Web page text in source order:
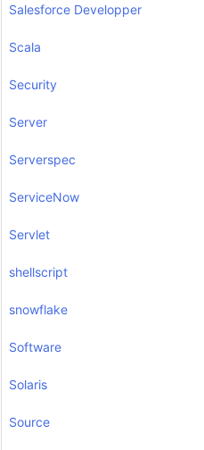
Salesforce Developper
Scala
Security
Server
Serverspec
ServiceNow
Servlet
shellscript
snowflake
Software
Solaris
Source